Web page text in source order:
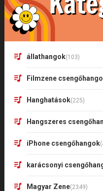
állathangok(103)
Filmzene
Hanghatások(225)
Hangszeres
iPhone csengőhangok
karácsonyi
Magyar Zene(2349)